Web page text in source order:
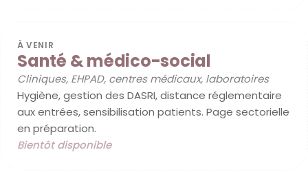
À VENIR
Santé & médico-social
Cliniques, EHPAD, centres médicaux, laboratoires
Hygiène, gestion des DASRI, distance réglementaire
aux entrées, sensibilisation patients. Page sectorielle
en préparation.
Bientôt disponible